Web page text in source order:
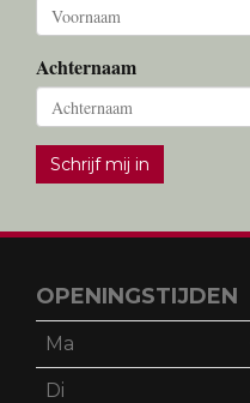
Achternaam
Schrijf mij in
OPENINGSTIJDEN
Ma
Di